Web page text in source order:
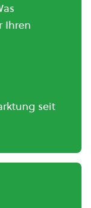
Ihren
seit